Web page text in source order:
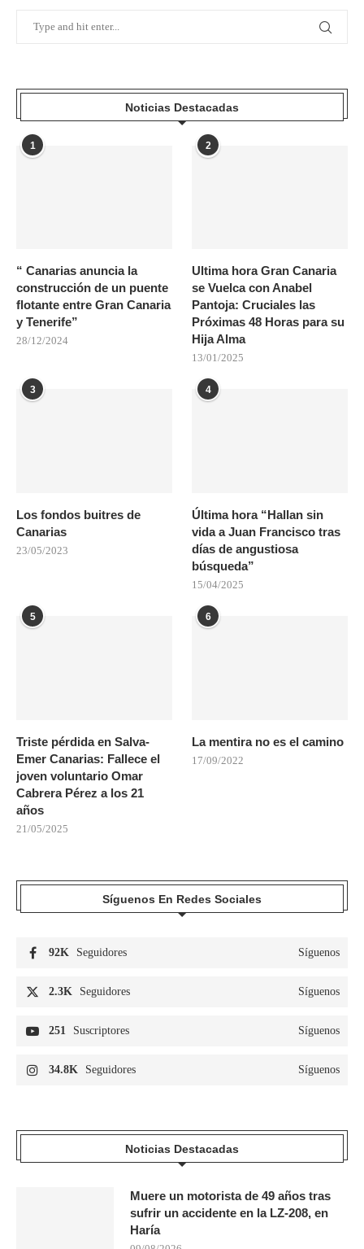
Noticias Destacadas
1
“ Canarias anuncia la
construcción de un puente
flotante entre Gran Canaria
y Tenerife”
28/12/2024
2
Ultima hora Gran Canaria
se Vuelca con Anabel
Pantoja: Cruciales las
Próximas 48 Horas para su
Hija Alma
13/01/2025
3
Los fondos buitres de
Canarias
23/05/2023
4
Última hora “Hallan sin
vida a Juan Francisco tras
días de angustiosa
búsqueda”
15/04/2025
5
Triste pérdida en Salva-
Emer Canarias: Fallece el
joven voluntario Omar
Cabrera Pérez a los 21
años
21/05/2025
6
La mentira no es el camino
17/09/2022
Síguenos En Redes Sociales
92K Seguidores Síguenos
2.3K Seguidores Síguenos
251 Suscriptores Síguenos
34.8K Seguidores Síguenos
Noticias Destacadas
Muere un motorista de 49 años tras
sufrir un accidente en la LZ-208, en
Haría